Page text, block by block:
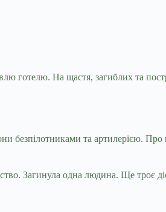
готелю. На щастя, загиблих та
безпілотниками та артилерією.
Загинула одна людина. Ще троє